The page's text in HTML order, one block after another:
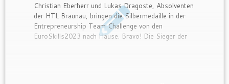
Christian Eberherr und Lukas Dragoste, Absolventen
der HTL Braunau, bringen die Silbermedaille in der
Entrepreneurship Team Challenge von den
EuroSkills2023 nach Hause. Bravo! Die Sieger der